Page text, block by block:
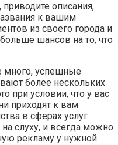
описания,
к вашим
из своего города и
шансов на то, что
много, успешные
более нескольких
при условии, что у вас
приходят к вам
в сферах услуг
слуху, и всегда можно
рекламу у нужной